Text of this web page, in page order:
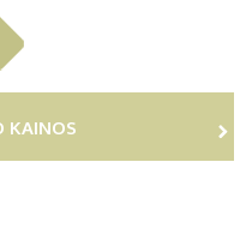
KAINOS